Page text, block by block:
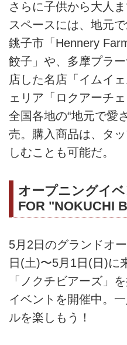
さらに子供から大人
スペースには、地元
銚子市「Hennery
餃子」や、多摩プラ
店した名店「イムイ
ェリア「ロクアーチ
全国各地の“地元で愛
売。購入商品は、タ
しむことも可能だ。
オープニングイ
FOR "NOKUCHI
5月2日のグランドオ
日(土)〜5月1日(日)に
「ノクチビアーズ」
イベントを開催中。
ルを楽しもう！